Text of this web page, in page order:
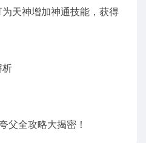
天神增加神通技能，获得
析
父全攻略大揭密！